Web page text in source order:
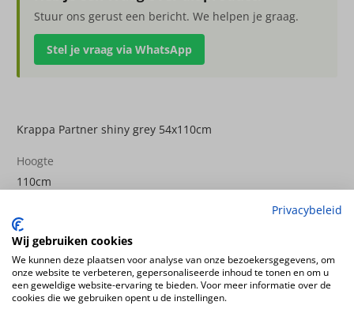
54x110cm
aantal
Stuur ons gerust een bericht. We helpen je graag.
Stel je vraag via WhatsApp
Krappa Partner shiny grey 54x110cm
Hoogte
110cm
54cm
Kleur
Antraciet
Privacybeleid
Wij gebruiken cookies
We kunnen deze plaatsen voor analyse van onze bezoekersgegevens, om
onze website te verbeteren, gepersonaliseerde inhoud te tonen en om u
een geweldige website-ervaring te bieden. Voor meer informatie over de
cookies die we gebruiken opent u de instellingen.